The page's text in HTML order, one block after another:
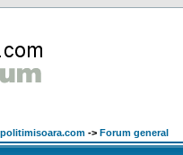
-> Forum general